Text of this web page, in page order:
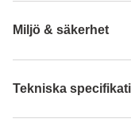
Miljö & säkerhet
Tekniska